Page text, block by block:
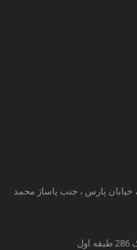
خیابان پارس ، جنب پاساژ محمد